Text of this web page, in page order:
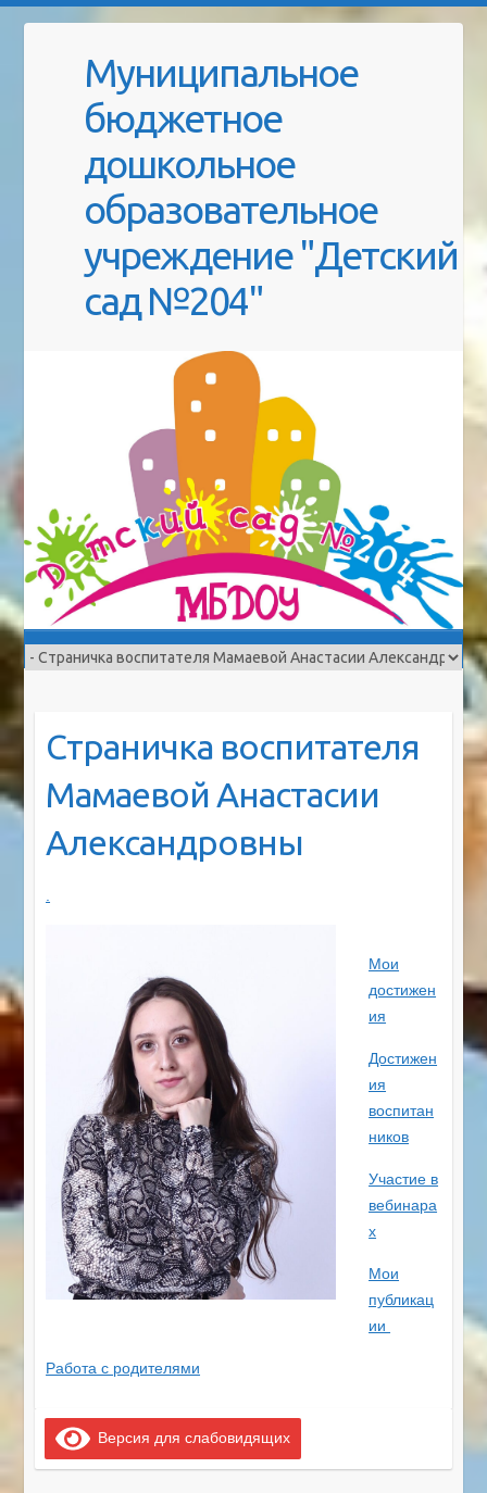
Муниципальное
бюджетное
дошкольное
образовательное
учреждение "Детский
сад №204"
Cтраничка воспитателя
Мамаевой Анастасии
Александровны
.
Мои
достижен
ия
Достижен
ия
воспитан
ников
Участие в
вебинара
х
Мои
публикац
ии
Работа с родителями
Версия для слабовидящих